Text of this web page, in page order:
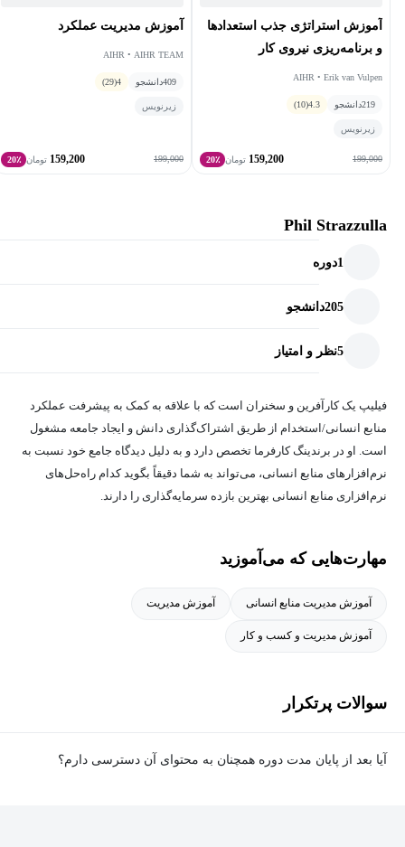
آموزش استراتژی جذب استعدادها
و برنامه‌ریزی نیروی کار
AIHR • Erik van Vulpen
219دانشجو 4.3
(10)
زیرنویس
199,000
159,200 تومان 20٪
آموزش مدیریت عملکرد
AIHR • AIHR TEAM
409دانشجو 4
(29)
زیرنویس
199,000
159,200 تومان 20٪
Phil Strazzulla
1دوره
205دانشجو
5نظر و امتیاز
فیلیپ یک کارآفرین و سخنران است که با علاقه به کمک به پیشرفت عملکرد
منابع انسانی/استخدام از طریق اشتراک‌گذاری دانش و ایجاد جامعه مشغول
است. او در برندینگ کارفرما تخصص دارد و به دلیل دیدگاه جامع خود نسبت به
نرم‌افزارهای منابع انسانی، می‌تواند به شما دقیقاً بگوید کدام راه‌حل‌های
نرم‌افزاری منابع انسانی بهترین بازده سرمایه‌گذاری را دارند.
مهارت‌هایی که می‌آموزید
آموزش مدیریت منابع انسانی آموزش مدیریت
آموزش مدیریت و کسب و کار
سوالات پرتکرار
آیا بعد از پایان مدت دوره همچنان به محتوای آن دسترسی دارم؟